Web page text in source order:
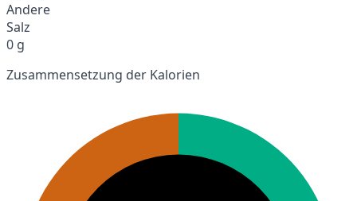
Andere
Salz
0 g
Zusammensetzung der Kalorien